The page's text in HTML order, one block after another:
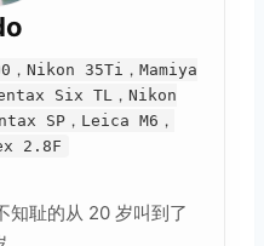
Nikon 35Ti，Mamiya
Six TL，Nikon
SP，Leica M6，
2.8F
知耻的从 20 岁叫到了